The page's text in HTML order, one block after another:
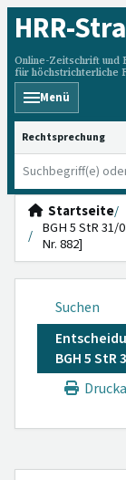
HRR-
Online-Zeitschrift und
für höchstrichterliche
Menü
HRRS durchsuchen
Startseite
BGH 5 StR 31/
Nr. 882]
Suchen
BGH 5 StR